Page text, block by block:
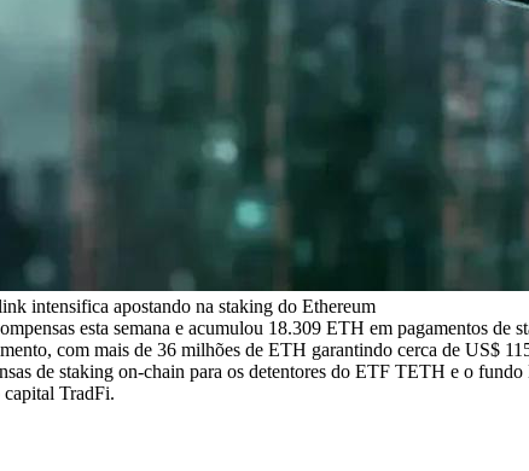
intensifica apostando na staking do Ethereum
esta semana e acumulou 18.309 ETH em pagamentos
com mais de 36 milhões de ETH garantindo cerca de US$
de staking on-chain para os detentores do ETF TETH e o
capital TradFi.